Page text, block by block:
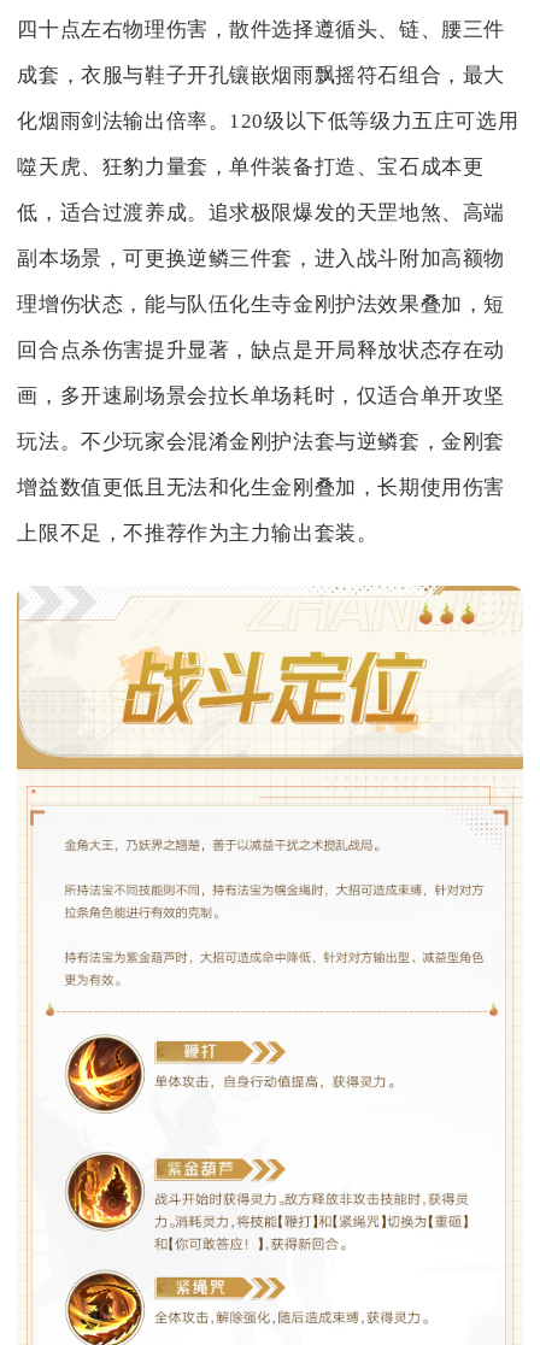
四十点左右物理伤害，散件选择遵循头、链、腰三件
成套，衣服与鞋子开孔镶嵌烟雨飘摇符石组合，最大
化烟雨剑法输出倍率。120级以下低等级力五庄可选用
噬天虎、狂豹力量套，单件装备打造、宝石成本更
低，适合过渡养成。追求极限爆发的天罡地煞、高端
副本场景，可更换逆鳞三件套，进入战斗附加高额物
理增伤状态，能与队伍化生寺金刚护法效果叠加，短
回合点杀伤害提升显著，缺点是开局释放状态存在动
画，多开速刷场景会拉长单场耗时，仅适合单开攻坚
玩法。不少玩家会混淆金刚护法套与逆鳞套，金刚套
增益数值更低且无法和化生金刚叠加，长期使用伤害
上限不足，不推荐作为主力输出套装。